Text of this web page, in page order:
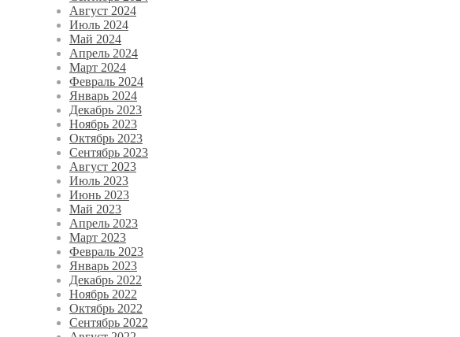
Август 2024
Июль 2024
Май 2024
Апрель 2024
Март 2024
Февраль 2024
Январь 2024
Декабрь 2023
Ноябрь 2023
Октябрь 2023
Сентябрь 2023
Август 2023
Июль 2023
Июнь 2023
Май 2023
Апрель 2023
Март 2023
Февраль 2023
Январь 2023
Декабрь 2022
Ноябрь 2022
Октябрь 2022
Сентябрь 2022